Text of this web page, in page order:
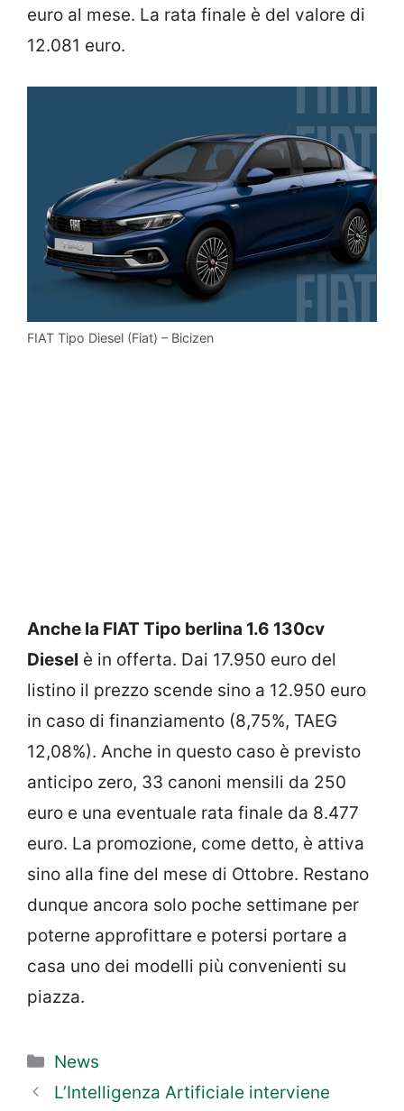
euro al mese. La rata finale è del valore di
12.081 euro.
FIAT Tipo Diesel (Fiat) – Bicizen
Anche la FIAT Tipo berlina 1.6 130cv
Diesel è in offerta. Dai 17.950 euro del
listino il prezzo scende sino a 12.950 euro
in caso di finanziamento (8,75%, TAEG
12,08%). Anche in questo caso è previsto
anticipo zero, 33 canoni mensili da 250
euro e una eventuale rata finale da 8.477
euro. La promozione, come detto, è attiva
sino alla fine del mese di Ottobre. Restano
dunque ancora solo poche settimane per
poterne approfittare e potersi portare a
casa uno dei modelli più convenienti su
piazza.
Categorie
News
L’Intelligenza Artificiale interviene